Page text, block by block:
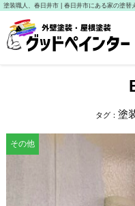
塗装職人、春日井市 | 春日井市にある家の塗
タグ： 塗
その他